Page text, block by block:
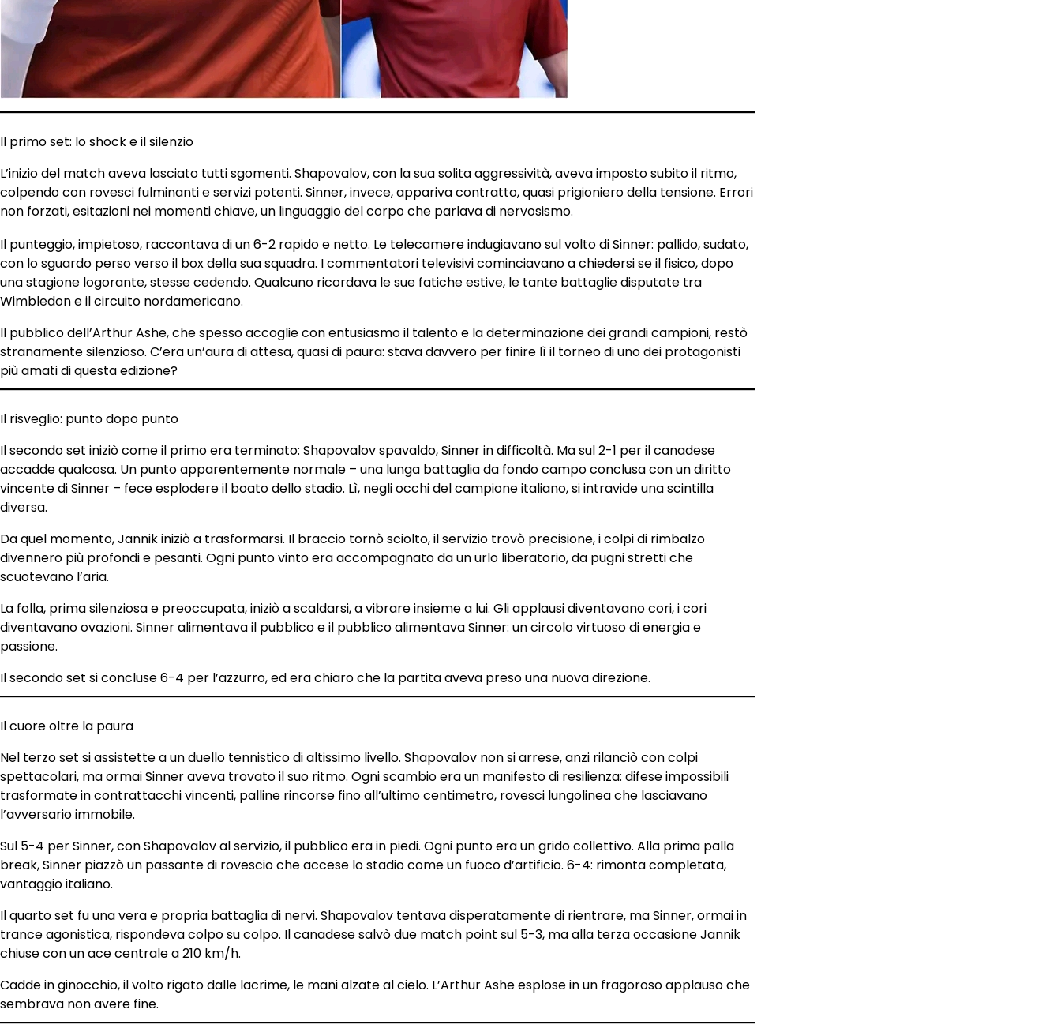
Il primo set: lo shock e il silenzio
L’inizio del match aveva lasciato tutti sgomenti. Shapovalov, con la sua solita aggressività, aveva imposto subito il ritmo,
colpendo con rovesci fulminanti e servizi potenti. Sinner, invece, appariva contratto, quasi prigioniero della tensione. Errori
non forzati, esitazioni nei momenti chiave, un linguaggio del corpo che parlava di nervosismo.
Il punteggio, impietoso, raccontava di un 6-2 rapido e netto. Le telecamere indugiavano sul volto di Sinner: pallido, sudato,
con lo sguardo perso verso il box della sua squadra. I commentatori televisivi cominciavano a chiedersi se il fisico, dopo
una stagione logorante, stesse cedendo. Qualcuno ricordava le sue fatiche estive, le tante battaglie disputate tra
Wimbledon e il circuito nordamericano.
Il pubblico dell’Arthur Ashe, che spesso accoglie con entusiasmo il talento e la determinazione dei grandi campioni, restò
stranamente silenzioso. C’era un’aura di attesa, quasi di paura: stava davvero per finire lì il torneo di uno dei protagonisti
più amati di questa edizione?
Il risveglio: punto dopo punto
Il secondo set iniziò come il primo era terminato: Shapovalov spavaldo, Sinner in difficoltà. Ma sul 2-1 per il canadese
accadde qualcosa. Un punto apparentemente normale – una lunga battaglia da fondo campo conclusa con un diritto
vincente di Sinner – fece esplodere il boato dello stadio. Lì, negli occhi del campione italiano, si intravide una scintilla
diversa.
Da quel momento, Jannik iniziò a trasformarsi. Il braccio tornò sciolto, il servizio trovò precisione, i colpi di rimbalzo
divennero più profondi e pesanti. Ogni punto vinto era accompagnato da un urlo liberatorio, da pugni stretti che
scuotevano l’aria.
La folla, prima silenziosa e preoccupata, iniziò a scaldarsi, a vibrare insieme a lui. Gli applausi diventavano cori, i cori
diventavano ovazioni. Sinner alimentava il pubblico e il pubblico alimentava Sinner: un circolo virtuoso di energia e
passione.
Il secondo set si concluse 6-4 per l’azzurro, ed era chiaro che la partita aveva preso una nuova direzione.
Il cuore oltre la paura
Nel terzo set si assistette a un duello tennistico di altissimo livello. Shapovalov non si arrese, anzi rilanciò con colpi
spettacolari, ma ormai Sinner aveva trovato il suo ritmo. Ogni scambio era un manifesto di resilienza: difese impossibili
trasformate in contrattacchi vincenti, palline rincorse fino all’ultimo centimetro, rovesci lungolinea che lasciavano
l’avversario immobile.
Sul 5-4 per Sinner, con Shapovalov al servizio, il pubblico era in piedi. Ogni punto era un grido collettivo. Alla prima palla
break, Sinner piazzò un passante di rovescio che accese lo stadio come un fuoco d’artificio. 6-4: rimonta completata,
vantaggio italiano.
Il quarto set fu una vera e propria battaglia di nervi. Shapovalov tentava disperatamente di rientrare, ma Sinner, ormai in
trance agonistica, rispondeva colpo su colpo. Il canadese salvò due match point sul 5-3, ma alla terza occasione Jannik
chiuse con un ace centrale a 210 km/h.
Cadde in ginocchio, il volto rigato dalle lacrime, le mani alzate al cielo. L’Arthur Ashe esplose in un fragoroso applauso che
sembrava non avere fine.